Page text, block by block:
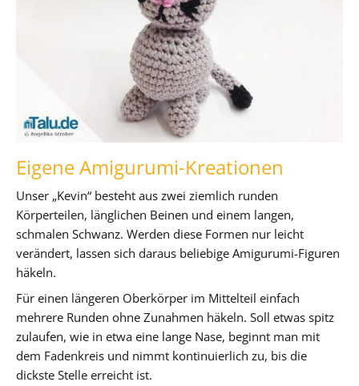
Eigene Amigurumi-Kreationen
Unser „Kevin“ besteht aus zwei ziemlich runden
Körperteilen, länglichen Beinen und einem langen,
schmalen Schwanz. Werden diese Formen nur leicht
verändert, lassen sich daraus beliebige Amigurumi-Figuren
häkeln.
Für einen längeren Oberkörper im Mittelteil einfach
mehrere Runden ohne Zunahmen häkeln. Soll etwas spitz
zulaufen, wie in etwa eine lange Nase, beginnt man mit
dem Fadenkreis und nimmt kontinuierlich zu, bis die
dickste Stelle erreicht ist.